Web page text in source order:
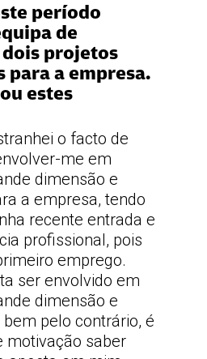
período
de
projetos
a empresa.
estes
o facto de
me em
dimensão e
a empresa, tendo
recente entrada e
profissional, pois
emprego.
ser envolvido em
dimensão e
pelo contrário, é
motivação saber